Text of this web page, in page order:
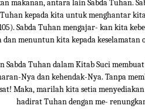
makanan, antara lain Sabda Tuhan.
kepada kita untuk menghantar
Sabda Tuhan mengajar- kan kita
dan menuntun kita kepada keselamatan
Sabda Tuhan dalam Kitab Suci
Nya dan kehendak-Nya. Tanpa
Maka, marilah kita setia
hadirat Tuhan dengan me-